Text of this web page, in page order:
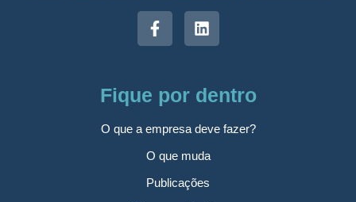
Fique por dentro
O que a empresa deve fazer?
O que muda
Publicações